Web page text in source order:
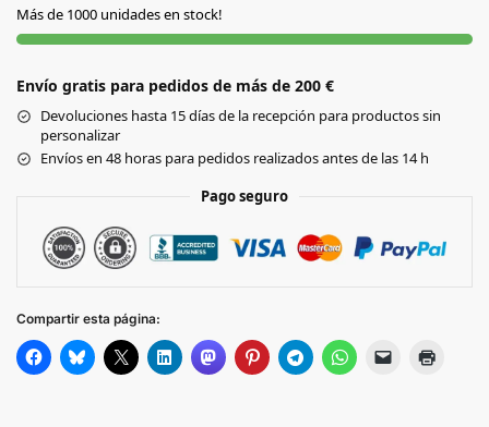
AZUL
ROJO
Más de 1000 unidades en stock!
Envío gratis para pedidos de más de 200 €
Devoluciones hasta 15 días de la recepción para productos sin
personalizar
Envíos en 48 horas para pedidos realizados antes de las 14 h
Pago seguro
Compartir esta página: